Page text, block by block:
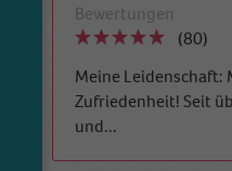
Bewertungen
(80)
Meine Leidenschaft:
Zufriedenheit! Seit
und...